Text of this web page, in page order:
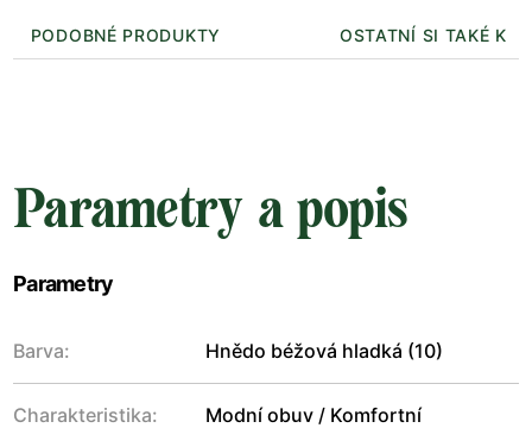
PODOBNÉ PRODUKTY OSTATNÍ SI TAKÉ
Parametry a popis
Parametry
Barva: Hnědo béžová hladká (10)
Charakteristika:
Modní obuv / Komfortní